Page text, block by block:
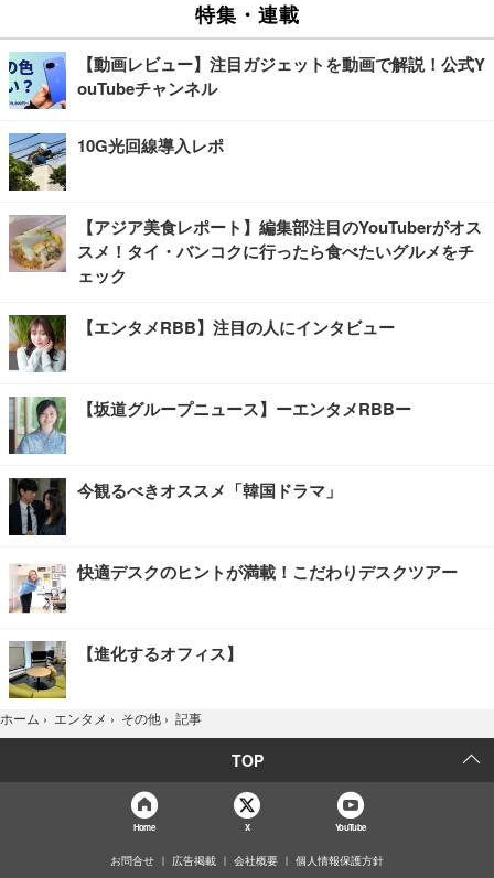
特集・連載
【動画レビュー】注目ガジェットを動画で解説！公式Y
ouTubeチャンネル
10G光回線導入レポ
【アジア美食レポート】編集部注目のYouTuberがオス
スメ！タイ・バンコクに行ったら食べたいグルメをチ
ェック
【エンタメRBB】注目の人にインタビュー
【坂道グループニュース】ーエンタメRBBー
今観るべきオススメ「韓国ドラマ」
快適デスクのヒントが満載！こだわりデスクツアー
【進化するオフィス】
ホーム › エンタメ › その他 › 記事
TOP
Home X YouTube
お問合せ 広告掲載 会社概要 個人情報保護方針